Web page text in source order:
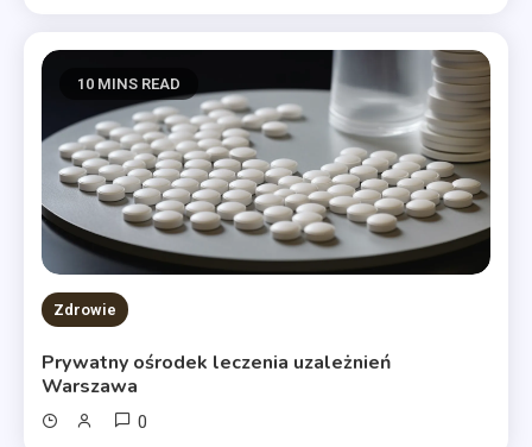
10 MINS READ
Zdrowie
Prywatny ośrodek leczenia uzależnień
Warszawa
0